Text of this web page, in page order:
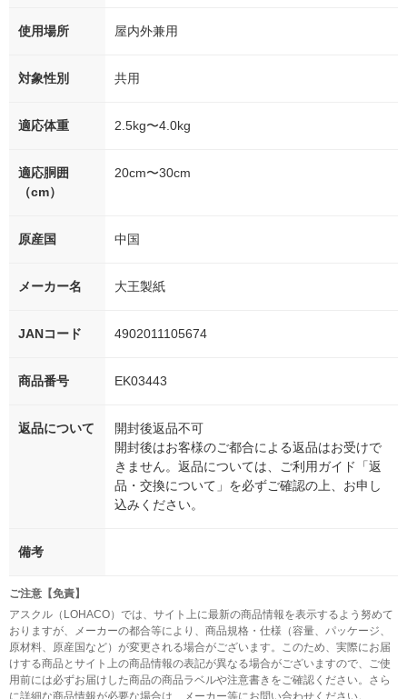
使用場所 屋内外兼用
対象性別 共用
適応体重 2.5kg〜4.0kg
適応胴囲
（cm）
20cm〜30cm
原産国 中国
メーカー名 大王製紙
JANコード 4902011105674
商品番号 EK03443
返品について
開封後返品不可
開封後はお客様のご都合による返品はお受けで
きません。返品については、ご利用ガイド「返
品・交換について」を必ずご確認の上、お申し
込みください。
備考
ご注意【免責】
アスクル（LOHACO）では、サイト上に最新の商品情報を表示するよう努めて
おりますが、メーカーの都合等により、商品規格・仕様（容量、パッケージ、
原材料、原産国など）が変更される場合がございます。このため、実際にお届
けする商品とサイト上の商品情報の表記が異なる場合がございますので、ご使
用前には必ずお届けした商品の商品ラベルや注意書きをご確認ください。さら